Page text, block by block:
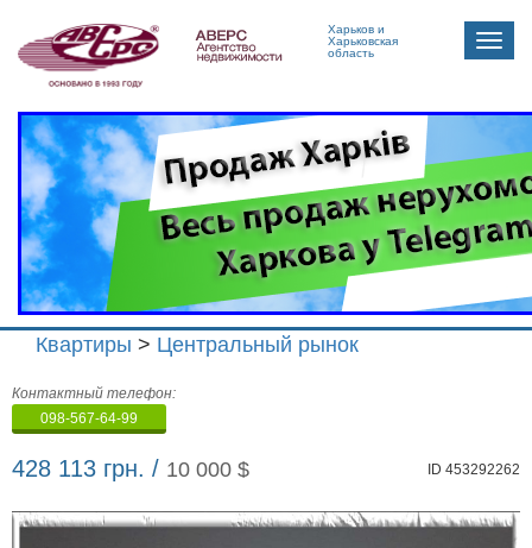
Харьков и
Харьковская
область
Toggle
Квартиры > Центральный рынок
Агенство
недвижимости
"Аверс"
Контактный телефон:
098-567-64-99
428 113 грн. / 10 000 $ ID 453292262